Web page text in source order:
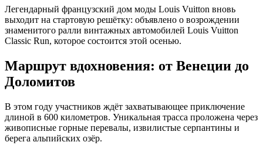
Легендарный французский дом моды Louis Vuitton вновь
выходит на стартовую решётку: объявлено о возрождении
знаменитого ралли винтажных автомобилей Louis Vuitton
Classic Run, которое состоится этой осенью.
Маршрут вдохновения: от Венеции до
Доломитов
В этом году участников ждёт захватывающее приключение
длиной в 600 километров. Уникальная трасса проложена через
живописные горные перевалы, извилистые серпантины и
берега альпийских озёр.